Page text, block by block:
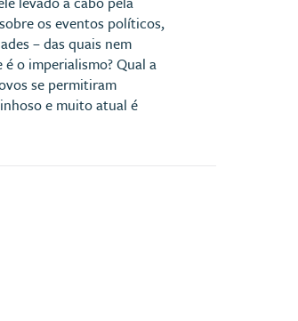
os eventos políticos,
– das quais nem
o imperialismo? Qual a
se permitiram
e muito atual é